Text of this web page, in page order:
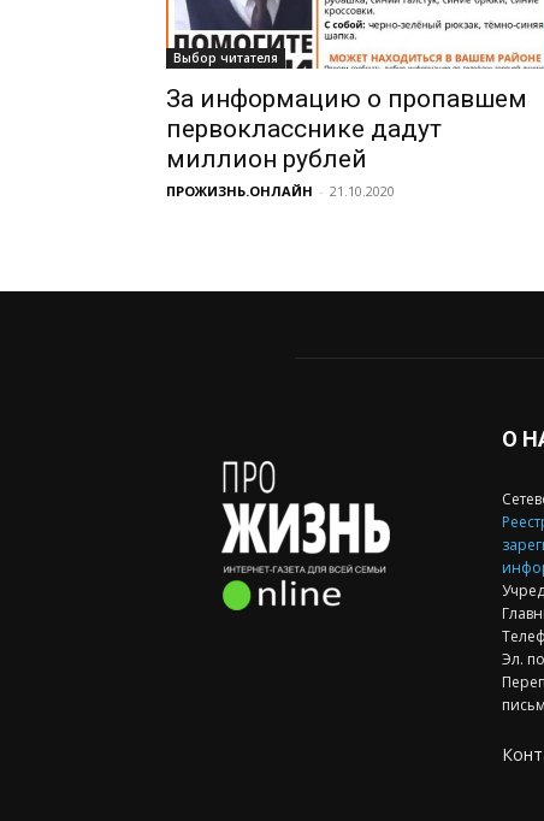
Выбор читателя
За информацию о пропавшем
первокласснике дадут
миллион рублей
ПРОЖИЗНЬ.ОНЛАЙН - 21.10.2020
О
Эл.